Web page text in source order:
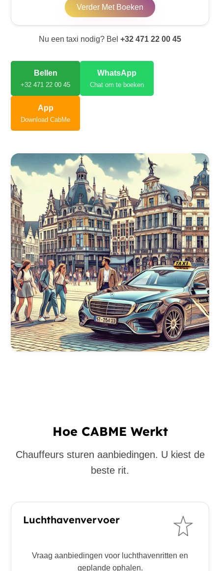
Verder Met Boeken
Nu een taxi nodig? Bel +32 471 22 00 45
Bellen
+32 471 22 00 45
WhatsApp
Chat om te boeken
App
Download CabMe
Hoe CABME Werkt
Chauffeurs sturen aanbiedingen. U kiest de
beste rit.
Luchthavenvervoer
Vraag aanbiedingen voor luchthavenritten en
geplande ophalen.